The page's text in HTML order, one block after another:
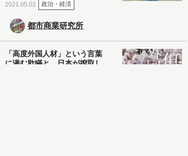
2021.05.02 政治・経済
都市商業研究所
「高度外国人材」という言葉
に潜む欺瞞と、日本が搾取し